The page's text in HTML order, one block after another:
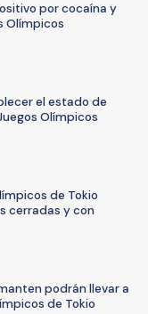
por cocaína y
Olímpicos
el estado de
Olímpicos
de Tokio
cerradas y con
podrán llevar a
de Tokio